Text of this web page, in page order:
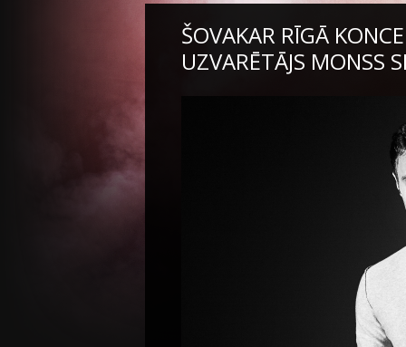
ŠOVAKAR RĪGĀ
UZVARĒTĀJS MONSS